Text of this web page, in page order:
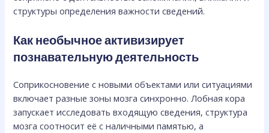
структуры определения важности сведений.
Как необычное активизирует
познавательную деятельность
Соприкосновение с новыми объектами или ситуациями
включает разные зоны мозга синхронно. Лобная кора
запускает исследовать входящую сведения, структура
мозга соотносит её с наличными памятью, а